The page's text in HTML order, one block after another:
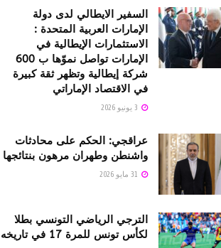
السفير الايطالي لدى دولة
الإمارات العربية المتحدة :
الاستثمارات الإيطالية في
الإمارات تواصل نموّها ب 600
شركة إيطالية وتظهر ثقة كبيرة
في الاقتصاد الإماراتي
عراقجي: الحكم على محادثات
واشنطن وطهران مرهون بنتائجها
الترجي الرياضي التونسي بطلا
لكأس تونس للمرة 17 في تاريخه